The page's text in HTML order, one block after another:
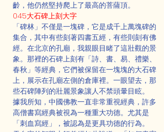
齡，他仍然堅持爬上了最高的菩薩頂。
045大石碑上刻大字
「碑林」不僅是一塊碑，它是成千上萬塊碑的
集合，其中有些刻著四書五經，有些則刻有佛
經。在北京的孔廟，我親眼目睹了這壯觀的景
象。那裡的石碑上刻有「詩、書、易、禮樂、
春秋」等經典，它們被保留在一塊塊的大石碑
上，展示在孔廟左側的倉庫裡。一眼望去，那
些石碑陣列的壯麗景象讓人不禁頭暈目眩。
據我所知，中國佛教一直非常重視經典，許多
高僧書寫經典被視為一種重大功德。尤其是
「刺血寫經」，被認為是更具功德的行為。